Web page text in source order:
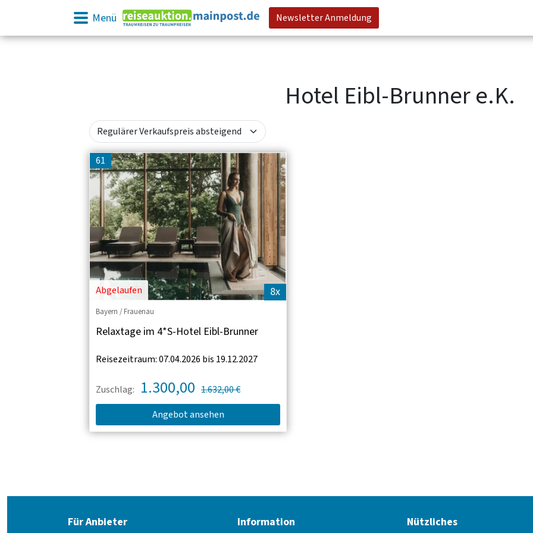
Menü Newsletter Anmeldung
Hotel Eibl-Brunner e.K.
61
8x
Abgelaufen
Bayern / Frauenau
Relaxtage im 4*S-Hotel Eibl-Brunner
Reisezeitraum: 07.04.2026 bis 19.12.2027
Zuschlag: 1.300,00 1.632,00 €
Angebot ansehen
Für Anbieter Information Nützliches